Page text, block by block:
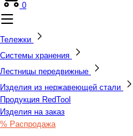
0
Тележки
Системы хранения
Лестницы передвижные
Изделия из нержавеющей стали
Продукция RedTool
Изделия на заказ
% Распродажа